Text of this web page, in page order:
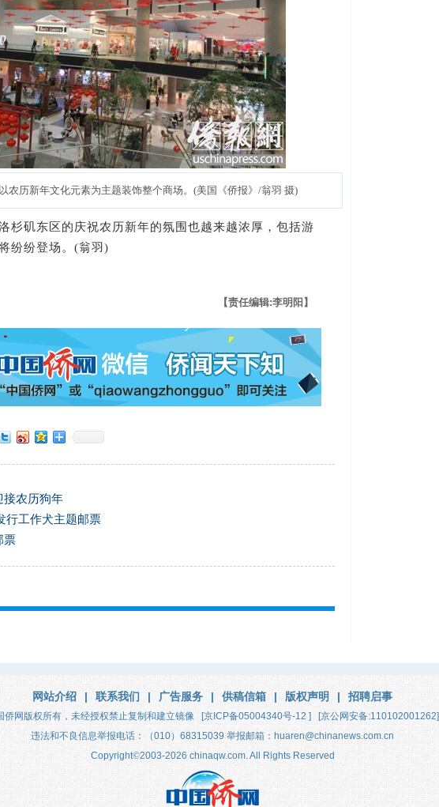
农历新年文化元素为主题装饰整个商场。(美国《侨报》/翁羽 摄)
矶东区的庆祝农历新年的氛围也越来越浓厚，包括游
纷纷登场。(翁羽)
【责任编辑:李明阳】
接农历狗年
行工作犬主题邮票
票
网站介绍 | 联系我们 | 广告服务 | 供稿信箱 | 版权声明 | 招聘启事
侨网版权所有，未经授权禁止复制和建立镜像 [京ICP备05004340号-12 ]
[京公网安备:110102001262]
违法和不良信息举报电话：（010）68315039 举报邮箱：huaren@chinanews.com.cn
Copyright©2003-2026 chinaqw.com. All Rights Reserved